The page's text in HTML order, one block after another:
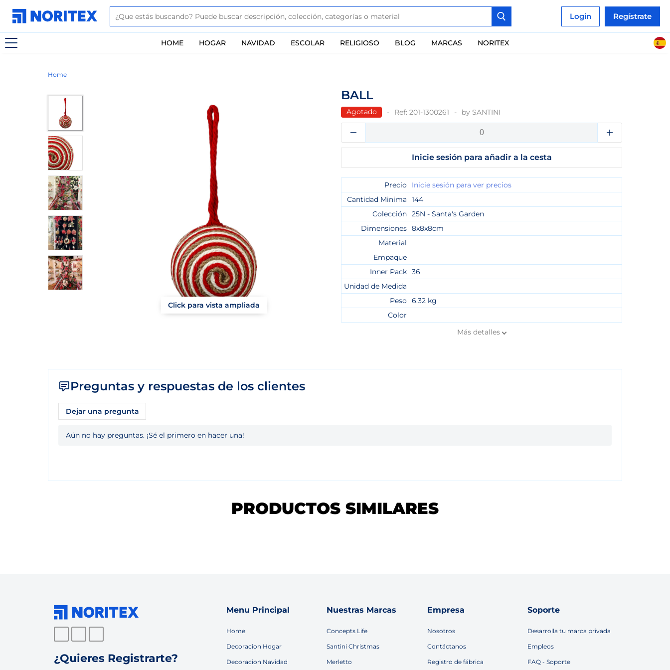
Login Regístrate
HOME HOGAR NAVIDAD ESCOLAR RELIGIOSO BLOG MARCAS NORITEX
Home
Click para vista ampliada
BALL
Agotado Ref: 201-1300261 by SANTINI
Inicie sesión para añadir a la cesta
Precio
Inicie sesión para ver precios
Cantidad Minima
144
Colección 25N - Santa's Garden
Dimensiones 8x8x8cm
Material
Empaque
Inner Pack 36
Unidad de Medida
Peso 6.32 kg
Color
Más detalles
Preguntas y respuestas de los clientes
Dejar una pregunta
Aún no hay preguntas. ¡Sé el primero en hacer una!
PRODUCTOS SIMILARES
¿Quieres Registrarte?
Menu Principal
Home
Decoracion Hogar
Decoracion Navidad
Nuestras Marcas
Concepts Life
Santini Christmas
Merletto
Empresa
Nosotros
Contáctanos
Registro de fábrica
Soporte
Desarrolla tu marca privada
Empleos
FAQ - Soporte